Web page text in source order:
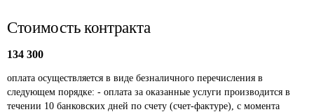
Стоимость контракта
134 300
оплата осуществляется в виде безналичного перечисления в
следующем порядке: - оплата за оказанные услуги производится в
течении 10 банковских дней по счету (счет-фактуре), с момента